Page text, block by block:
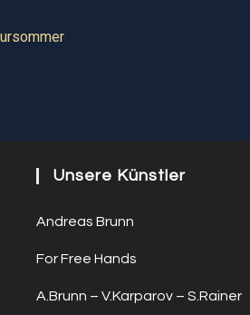
Unsere Künstler
Andreas Brunn
For Free Hands
A.Brunn – V.Karparov – S.Rainer